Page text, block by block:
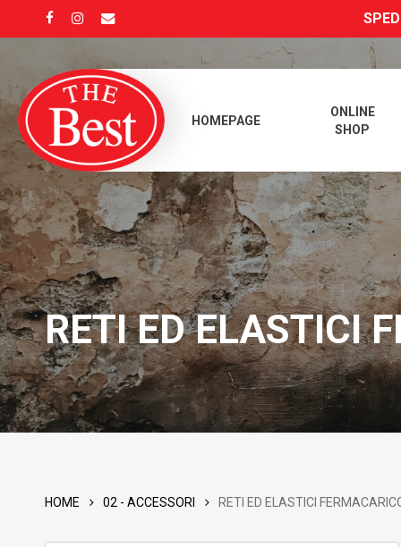
content
FACEBOOKINSTAGRAM
EMAIL
HOMEPAGE
ONLINE
SHOP
RETI ED ELASTICI
HOME 02 - ACCESSORI RETI ED ELASTICI